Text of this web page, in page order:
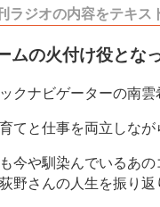
ラジオの内容をテキス
ムの火付け役とな
クナビゲーターの南雲
てと仕事を両立しな
今や馴染んでいるあ
野さんの人生を振り返